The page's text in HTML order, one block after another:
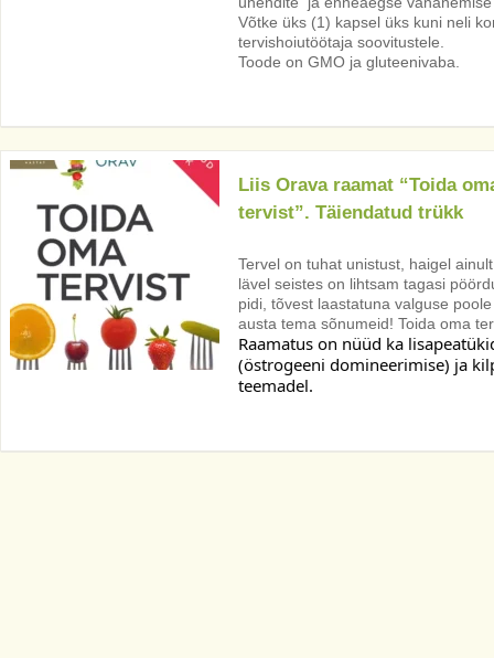
Võtke üks (1) kapsel üks kuni neli
tervishoiutöötaja soovitustele.
Toode on GMO ja gluteenivaba.
Liis Orava raamat “Toida
tervist”. Täiendatud trükk
Tervel on tuhat unistust, haigel
lävel seistes on lihtsam tagasi
pidi, tõvest laastatuna valguse
austa tema sõnumeid! Toida oma
Raamatus on nüüd ka
(östrogeeni domineerimise) ja
teemadel.